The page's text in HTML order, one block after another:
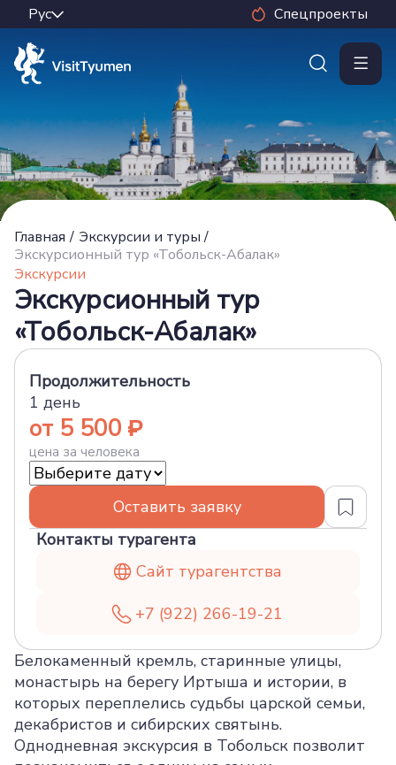
Спецпроекты
Главная / Экскурсии и туры /
Экскурсионный тур «Тобольск-Абалак»
Экскурсии
Экскурсионный тур
«Тобольск-Абалак»
Продолжительность
1 день
от 5 500
цена за человека
Оставить заявку
Контакты турагента
Сайт турагентства
+7 (922) 266-19-21
Белокаменный кремль, старинные улицы,
монастырь на берегу Иртыша и истории, в
которых переплелись судьбы царской семьи,
декабристов и сибирских святынь.
Однодневная экскурсия в Тобольск позволит